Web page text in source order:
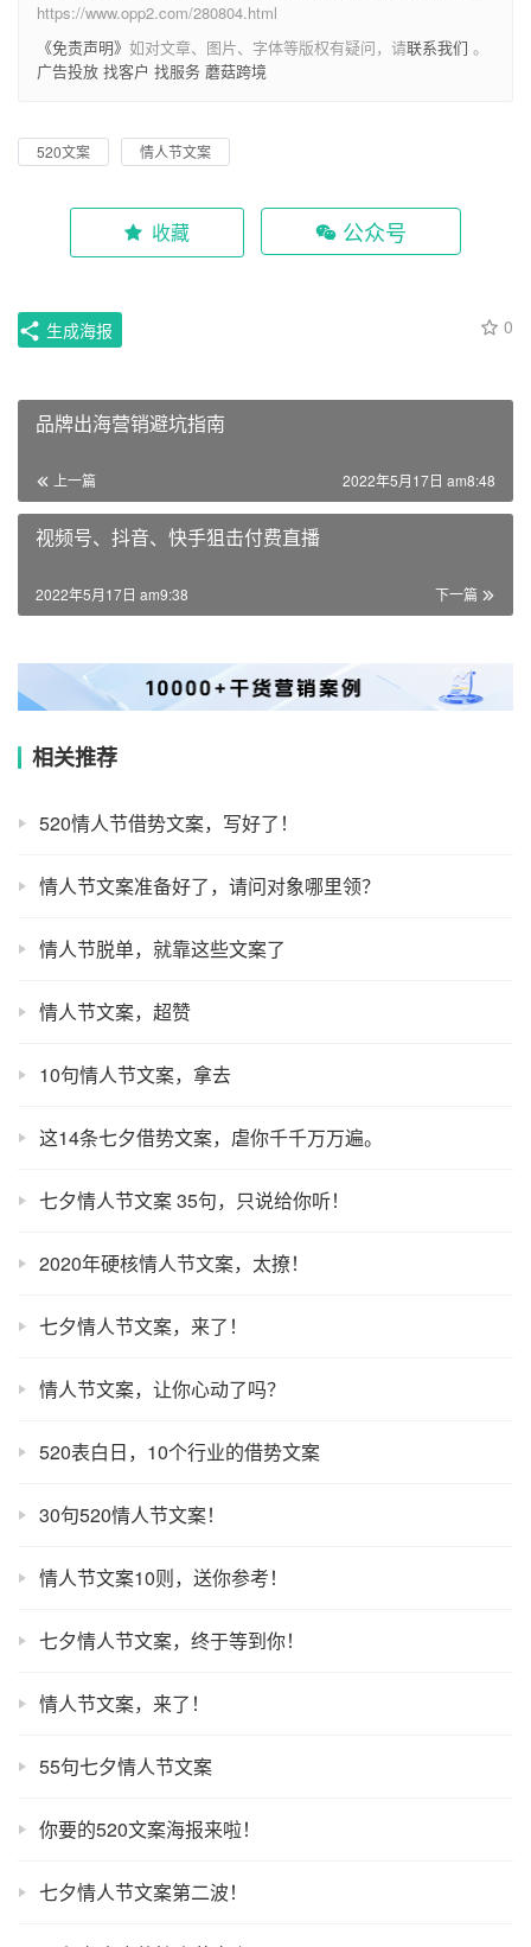
https://www.opp2.com/280804.html
《免责声明》 如对文章、图片、字体等版权有疑问，请联系我们 。
广告投放 找客户 找服务 蘑菇跨境
520文案 情人节文案
收藏 公众号
0
生成海报
品牌出海营销避坑指南
上一篇 2022年5月17日 am8:48
视频号、抖音、快手狙击付费直播
下一篇
2022年5月17日 am9:38
相关推荐
520情人节借势文案，写好了！
情人节文案准备好了，请问对象哪里领？
情人节脱单，就靠这些文案了
情人节文案，超赞
10句情人节文案，拿去
这14条七夕借势文案，虐你千千万万遍。
七夕情人节文案 35句，只说给你听！
2020年硬核情人节文案，太撩！
七夕情人节文案，来了！
情人节文案，让你心动了吗？
520表白日，10个行业的借势文案
30句520情人节文案！
情人节文案10则，送你参考！
七夕情人节文案，终于等到你！
情人节文案，来了！
55句七夕情人节文案
你要的520文案海报来啦！
七夕情人节文案第二波！